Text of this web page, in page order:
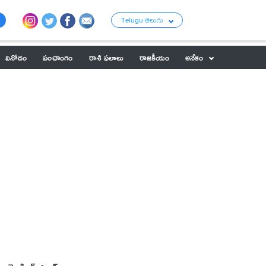
Telugu తెలుగు
వినోదం పంచాంగం రాశి ఫలాలు రాజకీయం అనేకం